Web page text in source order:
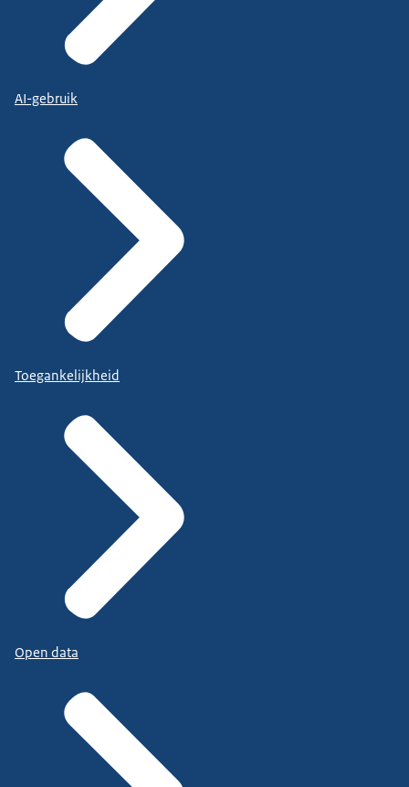
AI-gebruik
Toegankelijkheid
Open data